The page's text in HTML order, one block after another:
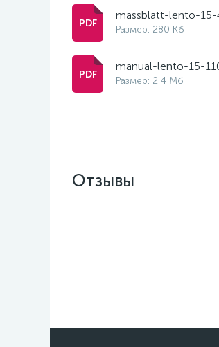
massblatt-lento-
Размер: 280 Кб
manual-lento-15-
Размер: 2.4 Мб
Отзывы